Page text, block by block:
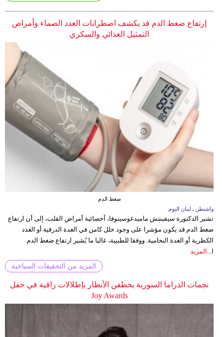
إرتفاع ضغط الدم قد يكشف اضطرابات الغدد الصماء وأمراض
التمثيل الغذائي والسكري
ضغط الدم
واشنطن ـ لبنان اليوم
تشير الدكتورة سيفينتش ماميدغوسينوفا، أخصائية أمراض القلب، إلى أن ارتفاع
ضغط الدم قد يكون مؤشرا على وجود خلل كامن في الغدة الدرقية أو الغدد
الكظرية أو الغدة النخامية. ووفقا للطبيبة، غالبا ما يُشير ارتفاع ضغط الدم
ا...
المزيد
المزيد من التحقيقات السياحية
نجمات الدراما السورية يخطفن الأنظار بإطلالات راقية في حفل
Joy Awards